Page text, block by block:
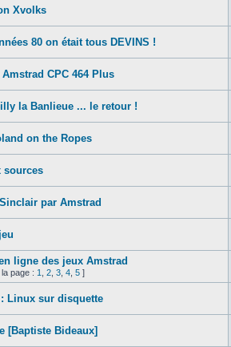
Xvolks
80 on était tous DEVINS !
Amstrad CPC 464 Plus
la Banlieue ... le retour !
on the Ropes
sources
par Amstrad
ligne des jeux Amstrad
page : 1 2 3 4 5 ]
Linux sur disquette
[Baptiste Bideaux]